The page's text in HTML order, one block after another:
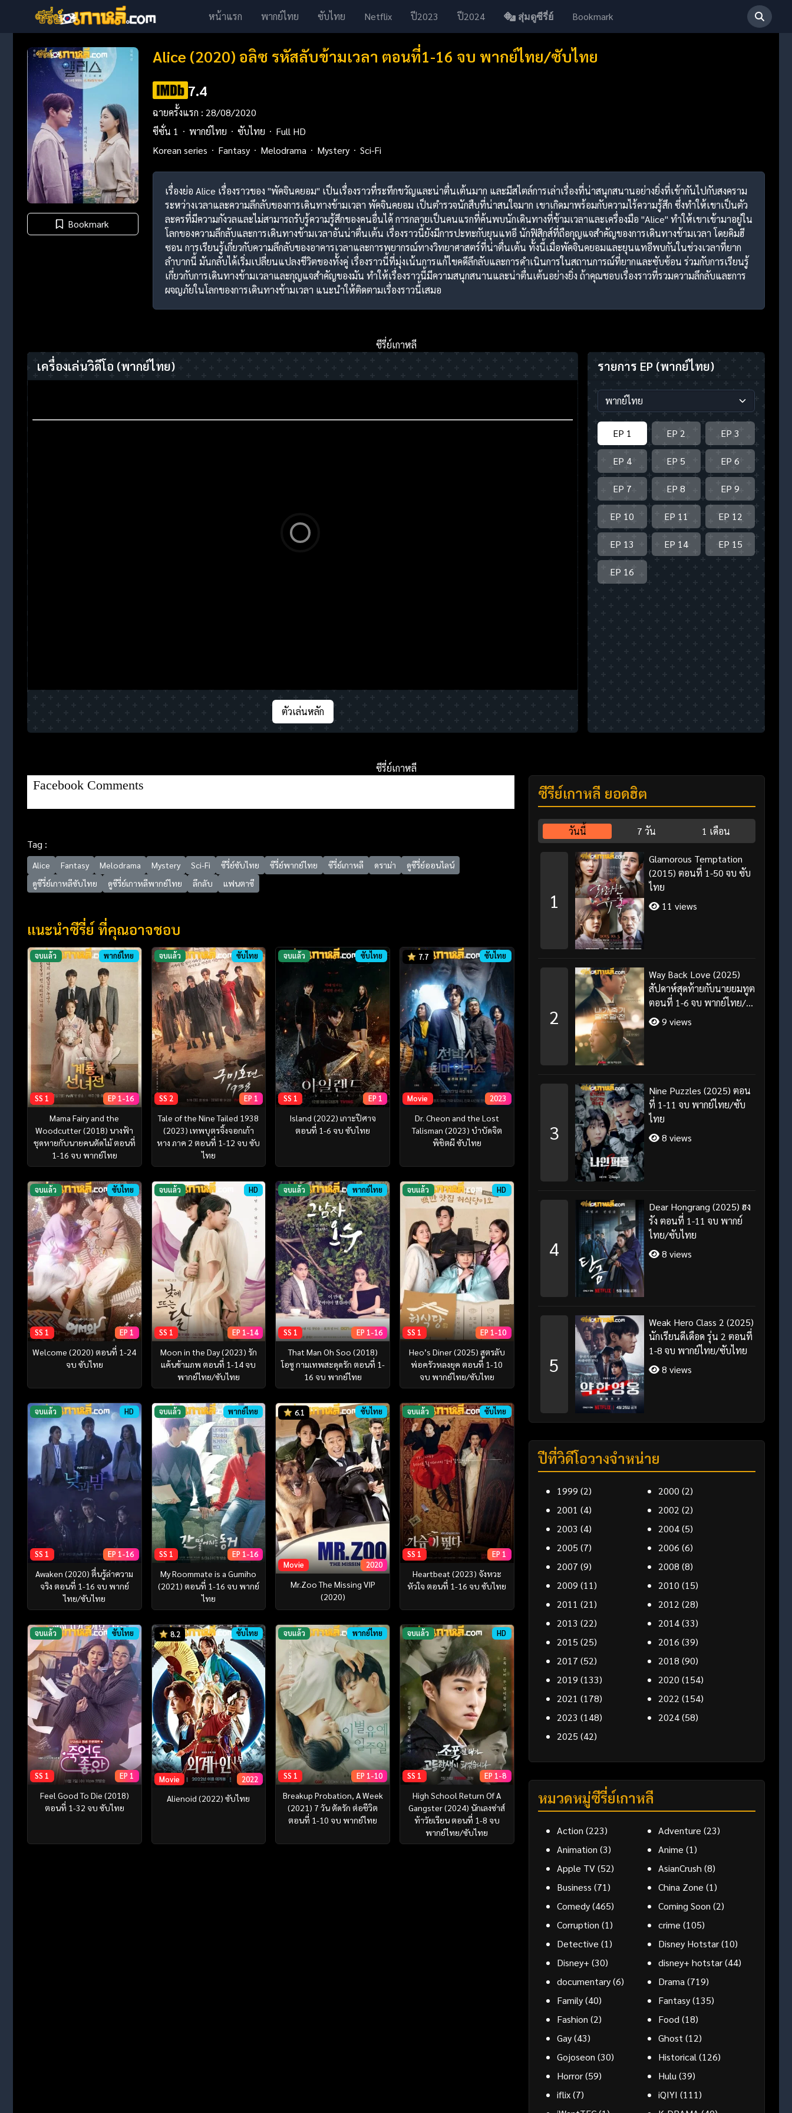
หน้าแรก พากย์ไทย ซับไทย Netflix ปี2023 ปี2024 สุ่มดูซีรี่ย์ Bookmark
Bookmark
Alice (2020) อลิซ รหัสลับข้ามเวลา ตอนที่1-16 จบ พากย์ไทย/ซับไทย
7.4
ฉายครั้งแรก : 28/08/2020
ซีซั่น 1
พากย์ไทย ซับไทย
Full HD
Korean series
Fantasy Melodrama Mystery Sci-Fi
เรื่องย่อ Alice เรื่องราวของ "พัคจินคยอม" เป็นเรื่องราวที่ระทึกขวัญและน่าตื่นเต้นมาก และมีสไตล์การเล่าเรื่องที่น่าสนุกสนานอย่างยิ่งที่เข้ากันไปกับสงคราม
ระหว่างเวลาและความลึกลับของการเดินทางข้ามเวลา พัคจินคยอม เป็นตำรวจนักสืบที่น่าสนใจมาก เขาเกิดมาพร้อมกับความไร้ความรู้สึก ซึ่งทำให้เขาเป็นตัว
ละครที่มีความกังวลและไม่สามารถรับรู้ความรู้สึกของคนอื่นได้ การกลายเป็นคนแรกที่ค้นพบนักเดินทางที่ข้ามเวลาและเครื่องมือ "Alice" ทำให้เขาเข้ามาอยู่ใน
โลกของความลึกลับและการเดินทางข้ามเวลาอันน่าตื่นเต้น เรื่องราวนี้ยังมีการปะทะกับยุนแทอี นักฟิสิกส์ที่ถือกุญแจสำคัญของการเดินทางข้ามเวลา โดยคิมฮี
ซอน การเรียนรู้เกี่ยวกับความลึกลับของอาคารเวลาและการพยากรณ์ทางวิทยาศาสตร์ที่น่าตื่นเต้น ทั้งนี้เมื่อพัคจินคยอมและยุนแทอีพบกันในช่วงเวลาที่ยาก
ลำบากนี้ มันกลับได้เริ่มเปลี่ยนแปลงชีวิตของทั้งคู่ เรื่องราวนี้ที่มุ่งเน้นการแก้ไขคดีลึกลับและการดำเนินการในสถานการณ์ที่ยากและซับซ้อน ร่วมกับการเรียนรู้
เกี่ยวกับการเดินทางข้ามเวลาและกุญแจสำคัญของมัน ทำให้เรื่องราวนี้มีความสนุกสนานและน่าตื่นเต้นอย่างยิ่ง ถ้าคุณชอบเรื่องราวที่รวมความลึกลับและการ
ผจญภัยในโลกของการเดินทางข้ามเวลา แนะนำให้ติดตามเรื่องราวนี้เสมอ
ซีรี่ย์เกาหลี
เครื่องเล่นวิดีโอ (พากย์ไทย)
ตัวเล่นหลัก
รายการ EP (พากย์ไทย)
EP 1 EP 2 EP 3
EP 4 EP 5 EP 6
EP 7 EP 8 EP 9
EP 10 EP 11 EP 12
EP 13 EP 14 EP 15
EP 16
ซีรี่ย์เกาหลี
Facebook Comments
Tag :
Alice Fantasy Melodrama Mystery Sci-Fi ซีรี่ย์ซับไทย ซีรี่ย์พากย์ไทย ซีรี่ย์เกาหลี ดราม่า
ดูซีรี่ย์ออนไลน์
ดูซีรี่ย์เกาหลีซับไทย
ดูซีรี่ย์เกาหลีพากย์ไทย ลึกลับ แฟนตาซี
แนะนำซีรี่ย์ ที่คุณอาจชอบ
จบแล้ว พากย์ไทย
SS 1 EP 1-16
Mama Fairy and the
Woodcutter (2018) นางฟ้า
ชุดหายกับนายคนตัดไม้ ตอนที่
1-16 จบ พากย์ไทย
จบแล้ว ซับไทย
SS 2 EP 1
Tale of the Nine Tailed 1938
(2023) เทพบุตรจิ้งจอกเก้า
หาง ภาค 2 ตอนที่ 1-12 จบ ซับ
ไทย
จบแล้ว ซับไทย
SS 1 EP 1
Island (2022) เกาะปีศาจ
ตอนที่ 1-6 จบ ซับไทย
7.7 ซับไทย
Movie 2023
Dr. Cheon and the Lost
Talisman (2023) บำบัดจิต
พิชิตผี ซับไทย
จบแล้ว ซับไทย
SS 1 EP 1
Welcome (2020) ตอนที่ 1-24
จบ ซับไทย
จบแล้ว HD
SS 1 EP 1-14
Moon in the Day (2023) รัก
แค้นข้ามภพ ตอนที่ 1-14 จบ
พากย์ไทย/ซับไทย
จบแล้ว พากย์ไทย
SS 1 EP 1-16
That Man Oh Soo (2018)
โอซู กามเทพสะดุดรัก ตอนที่ 1-
16 จบ พากย์ไทย
จบแล้ว HD
SS 1 EP 1-10
Heo’s Diner (2025) สูตรลับ
พ่อครัวหลงยุค ตอนที่ 1-10
จบ พากย์ไทย/ซับไทย
จบแล้ว HD
SS 1 EP 1-16
Awaken (2020) ตื่นรู้ล่าความ
จริง ตอนที่ 1-16 จบ พากย์
ไทย/ซับไทย
จบแล้ว พากย์ไทย
SS 1 EP 1-16
My Roommate is a Gumiho
(2021) ตอนที่ 1-16 จบ พากย์
ไทย
6.1 ซับไทย
Movie 2020
Mr.Zoo The Missing VIP
(2020)
จบแล้ว ซับไทย
SS 1 EP 1
Heartbeat (2023) จังหวะ
หัวใจ ตอนที่ 1-16 จบ ซับไทย
จบแล้ว ซับไทย
SS 1 EP 1
Feel Good To Die (2018)
ตอนที่ 1-32 จบ ซับไทย
8.2 ซับไทย
Movie 2022
Alienoid (2022) ซับไทย
จบแล้ว พากย์ไทย
SS 1 EP 1-10
Breakup Probation, A Week
(2021) 7 วัน ตัดรัก ต่อชีวิต
ตอนที่ 1-10 จบ พากย์ไทย
จบแล้ว HD
SS 1 EP 1-8
High School Return Of A
Gangster (2024) นักเลงซ่าส์
ท้าวัยเรียน ตอนที่ 1-8 จบ
พากย์ไทย/ซับไทย
ซีรี่ย์เกาหลี ยอดฮิต
วันนี้ 7 วัน 1 เดือน
1
Glamorous Temptation
(2015) ตอนที่ 1-50 จบ ซับ
ไทย
11 views
2
Way Back Love (2025)
สัปดาห์สุดท้ายกับนายยมทูต
ตอนที่ 1-6 จบ พากย์ไทย/
ซับไทย9 views
3
Nine Puzzles (2025) ตอน
ที่ 1-11 จบ พากย์ไทย/ซับ
ไทย
8 views
4
Dear Hongrang (2025) ฮง
รัง ตอนที่ 1-11 จบ พากย์
ไทย/ซับไทย
8 views
5
Weak Hero Class 2 (2025)
นักเรียนดีเดือด รุ่น 2 ตอนที่
1-8 จบ พากย์ไทย/ซับไทย
8 views
ปีที่วิดีโอวางจำหน่าย
1999 (2) 2000 (2)
2001 (4) 2002 (2)
2003 (4) 2004(5)
2005 (7) 2006 (6)
2007 (9) 2008 (8)
2009 (11) 2010 (15)
2011 (21) 2012 (28)
2013 (22) 2014(33)
2015 (25) 2016 (39)
2017 (52) 2018 (90)
2019 (133) 2020 (154)
2021 (178) 2022 (154)
2023 (148) 2024(58)
2025 (42)
หมวดหมู่ซีรี่ย์เกาหลี
Action (223) Adventure (23)
Animation (3) Anime (1)
Apple TV(52) AsianCrush (8)
Business (71) China Zone (1)
Comedy(465) Coming Soon (2)
Corruption (1) crime (105)
Detective (1) Disney Hotstar(10)
Disney+ (30) disney+ hotstar(44)
documentary(6) Drama (719)
Family(40) Fantasy(135)
Fashion (2) Food (18)
Gay(43) Ghost (12)
Gojoseon (30) Historical (126)
Horror(59) Hulu (39)
iflix(7) iQIYI (111)